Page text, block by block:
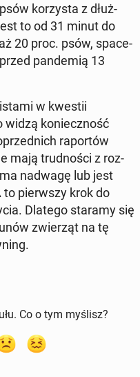
ko­rzy­sta z dłuż­
to od 31 minut do
20 proc. psów, spa­ce­
pan­de­mią 13
w kwestii
widzą ko­niecz­ność
ra­por­tów
mają trud­no­ści z roz­
nadwagę lub jest
to pierw­szy krok do
Dlatego staramy się
zwie­rząt na tę
Co o tym myślisz?